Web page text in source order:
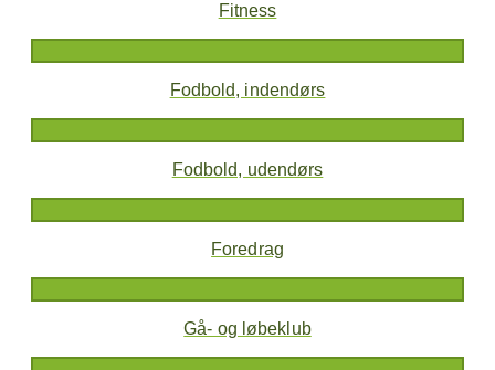
Fitness
Fodbold, indendørs
Fodbold, udendørs
Foredrag
Gå- og løbeklub